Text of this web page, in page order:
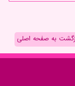
به صفحه اصلی